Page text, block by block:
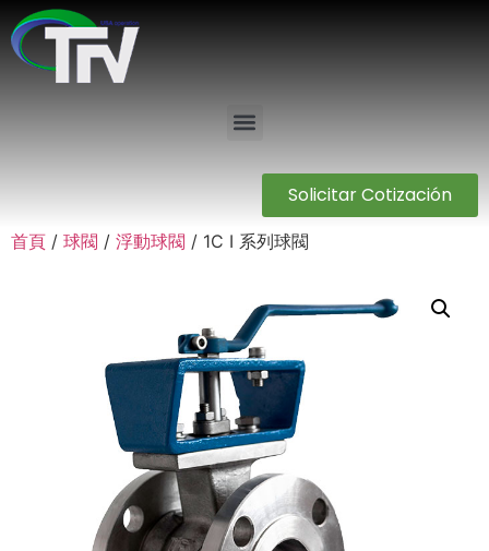
Solicitar Cotización
首頁 / 球閥 / 浮動球閥 / 1C I 系列球閥